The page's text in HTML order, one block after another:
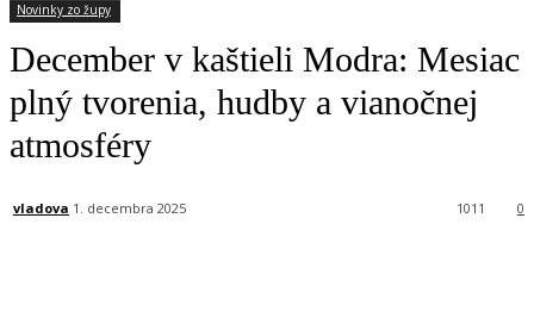
Novinky zo župy
December v kaštieli Modra: Mesiac
plný tvorenia, hudby a vianočnej
atmosféry
vladova 1. decembra 2025 0
1011